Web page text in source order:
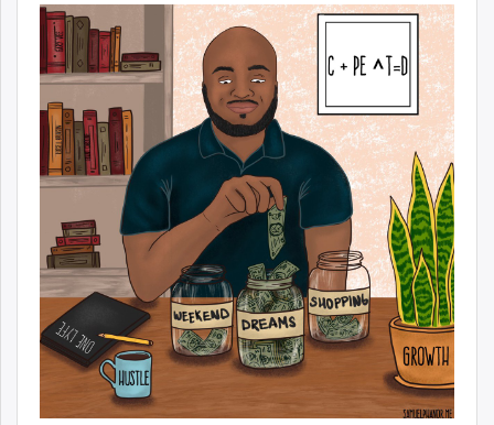
unegui.mn
assa.mn
toim.mn
paparazzi.mn
unread.today